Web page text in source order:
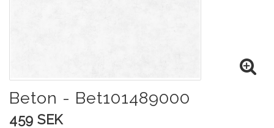
Beton - Bet101489000
459 SEK